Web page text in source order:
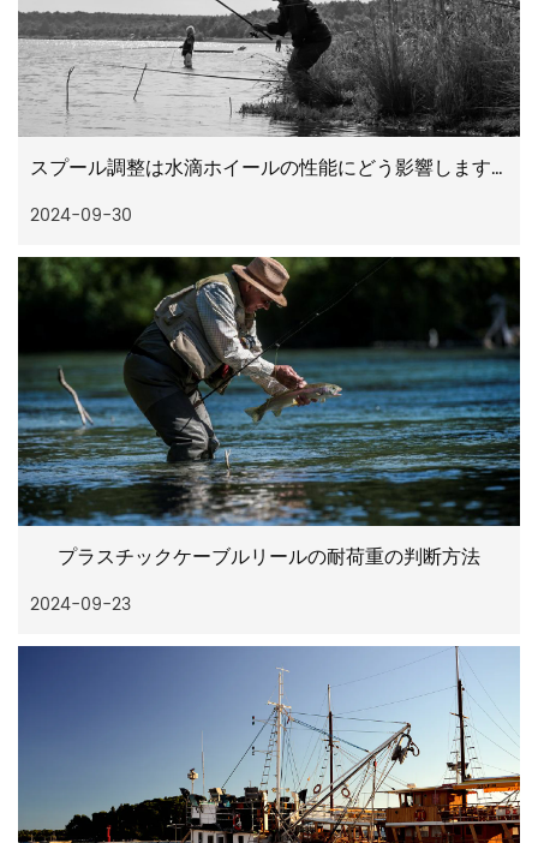
スプール調整は水滴ホイールの性能にどう影響しますか
2024-09-30
プラスチックケーブルリールの耐荷重の判断方法
2024-09-23